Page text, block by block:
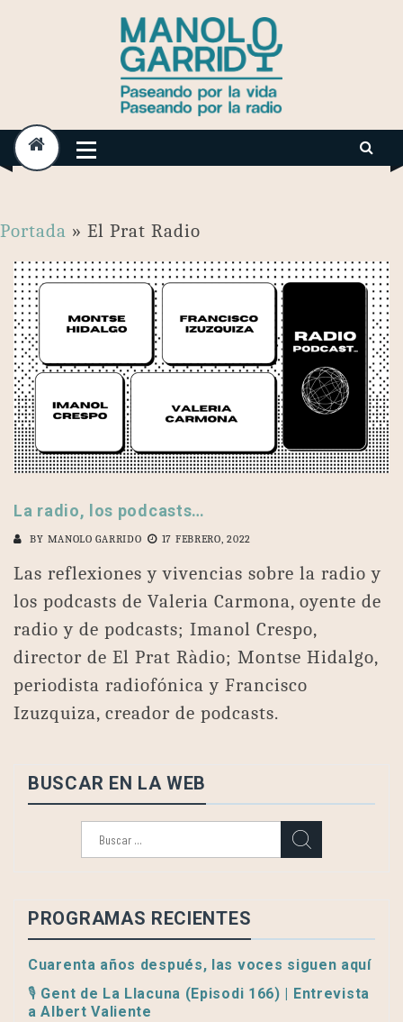
Portada » El Prat Radio
La radio, los podcasts…
BY MANOLO GARRIDO 17 FEBRERO, 2022
Las reflexiones y vivencias sobre la radio y
los podcasts de Valeria Carmona, oyente de
radio y de podcasts; Imanol Crespo,
director de El Prat Ràdio; Montse Hidalgo,
periodista radiofónica y Francisco
Izuzquiza, creador de podcasts.
BUSCAR EN LA WEB
PROGRAMAS RECIENTES
Cuarenta años después, las voces siguen aquí
🎙️ Gent de La Llacuna (Episodi 166) | Entrevista
a Albert Valiente